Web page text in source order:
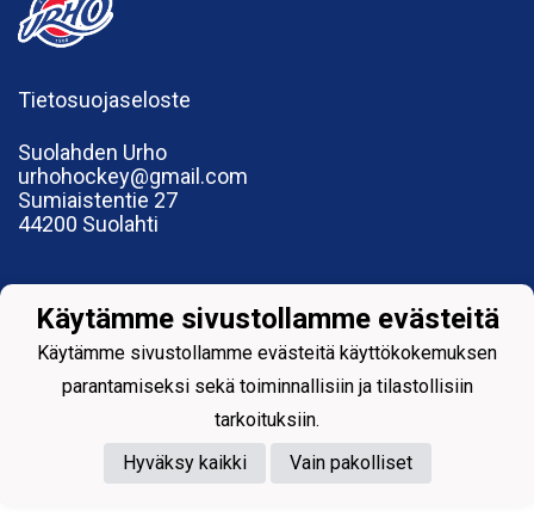
Tietosuojaseloste
Suolahden Urho
urhohockey@gmail.com
Sumiaistentie 27
44200 Suolahti
Powered by
Käytämme sivustollamme evästeitä
Käytämme sivustollamme evästeitä käyttökokemuksen
parantamiseksi sekä toiminnallisiin ja tilastollisiin
tarkoituksiin.
Hyväksy kaikki
Vain pakolliset